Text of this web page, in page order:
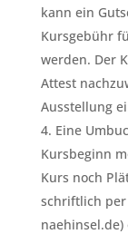
kann ein
Kursgebühr
werden. Der
Attest
Ausstellung
Eine
Kursbeginn
Kurs noch
schriftlich per
naehinsel.de)